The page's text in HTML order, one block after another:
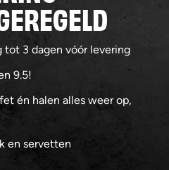
3 dagen vóór levering
9.5!
én halen alles weer op,
en servetten